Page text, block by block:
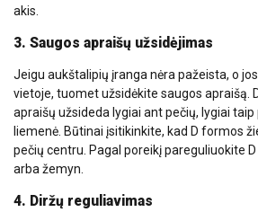
akis.
3. Saugos apraišų užsidėjimas
Jeigu aukštalipių įranga nėra pažeista, o
vietoje, tuomet užsidėkite saugos apraišą.
apraišų užsideda lygiai ant pečių, lygiai
liemenė. Būtinai įsitikinkite, kad D formos
pečių centru. Pagal poreikį pareguliuokite
arba žemyn.
4. Diržų reguliavimas